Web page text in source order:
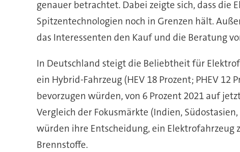
genauer betrachtet. Dabei zeigte sich, dass
Spitzentechnologien noch in Grenzen hält.
das Interessenten den Kauf und die Beratung
In Deutschland steigt die Beliebtheit für
ein Hybrid-Fahrzeug (HEV 18 Prozent; PHEV
bevorzugen würden, von 6 Prozent 2021 auf
Vergleich der Fokusmärkte (Indien,
würden ihre Entscheidung, ein Elektrofahrzeug
Brennstoffe.